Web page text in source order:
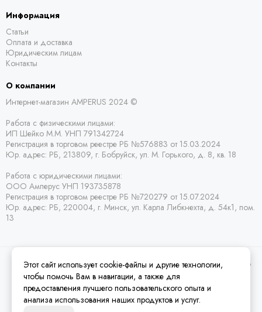
Информация
Статьи
Оплата и доставка
Юридическим лицам
Контакты
О компании
Интернет-магазин AMPERUS 2024 ©
Работа с физическими лицами:
ИП Шейко М.М. УНП 791342724
Регистрация в торговом реестре РБ №576883 от 15.03.2024
Юр. адрес: РБ, 213809, г. Бобруйск, ул. М. Горького, д. 8, кв. 18
Работа с юридическими лицами:
ООО Амперус УНП 193735878
Регистрация в торговом реестре РБ №720279 от 15.07.2024
Юр. адрес: РБ, 220004, г. Минск, ул. Карла Либкнехта, д. 54к1, пом.
13
2026 © Amperus Радиодетали Минск | купить в розницу, оптом и почтой по
Беларуси.Карта сайта
Этот сайт использует cookie-файлы и другие технологии,
чтобы помочь Вам в навигации, а также для
предоставления лучшего пользовательского опыта и
анализа использования наших продуктов и услуг.